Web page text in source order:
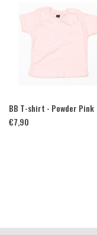
BB T-shirt - Powder Pink
€7,90